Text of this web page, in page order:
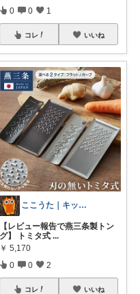
0 0 1
コレ いいね
ここうた｜キッチンから家事ラクな毎日🌼
【レビュー報告で燕三条製トン
グ】 トミタ式 ...
￥ 5,170
0 0 2
コレ いいね